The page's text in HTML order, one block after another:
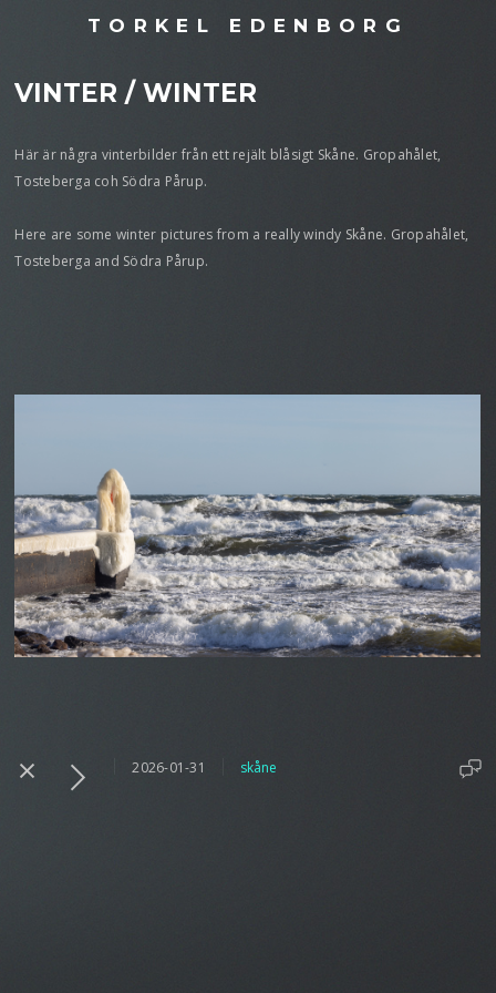
TORKEL EDENBORG
VINTER / WINTER
Här är några vinterbilder från ett rejält blåsigt Skåne. Gropahålet,
Tosteberga coh Södra Pårup.
Here are some winter pictures from a really windy Skåne. Gropahålet,
Tosteberga and Södra Pårup.
2026-01-31 skåne